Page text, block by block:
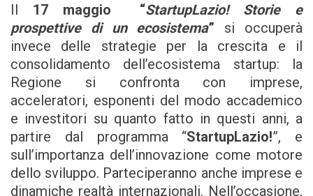
Il 17 maggio “StartupLazio! Storie e
prospettive di un ecosistema” si occuperà
invece delle strategie per la crescita e il
consolidamento dell’ecosistema startup: la
Regione si confronta con imprese,
acceleratori, esponenti del modo accademico
e investitori su quanto fatto in questi anni, a
partire dal programma “StartupLazio!”, e
sull’importanza dell’innovazione come motore
dello sviluppo. Parteciperanno anche imprese e
dinamiche realtà internazionali. Nell’occasione,